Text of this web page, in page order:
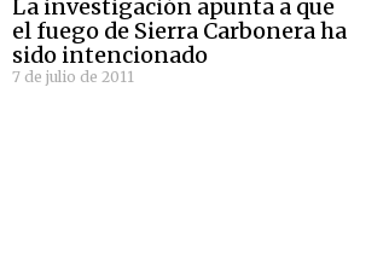
La investigación apunta a que
el fuego de Sierra Carbonera ha
sido intencionado
7 de julio de 2011